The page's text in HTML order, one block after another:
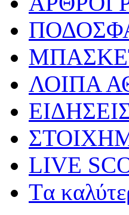
ΛΟΙΠΑ
LIVE
Tα